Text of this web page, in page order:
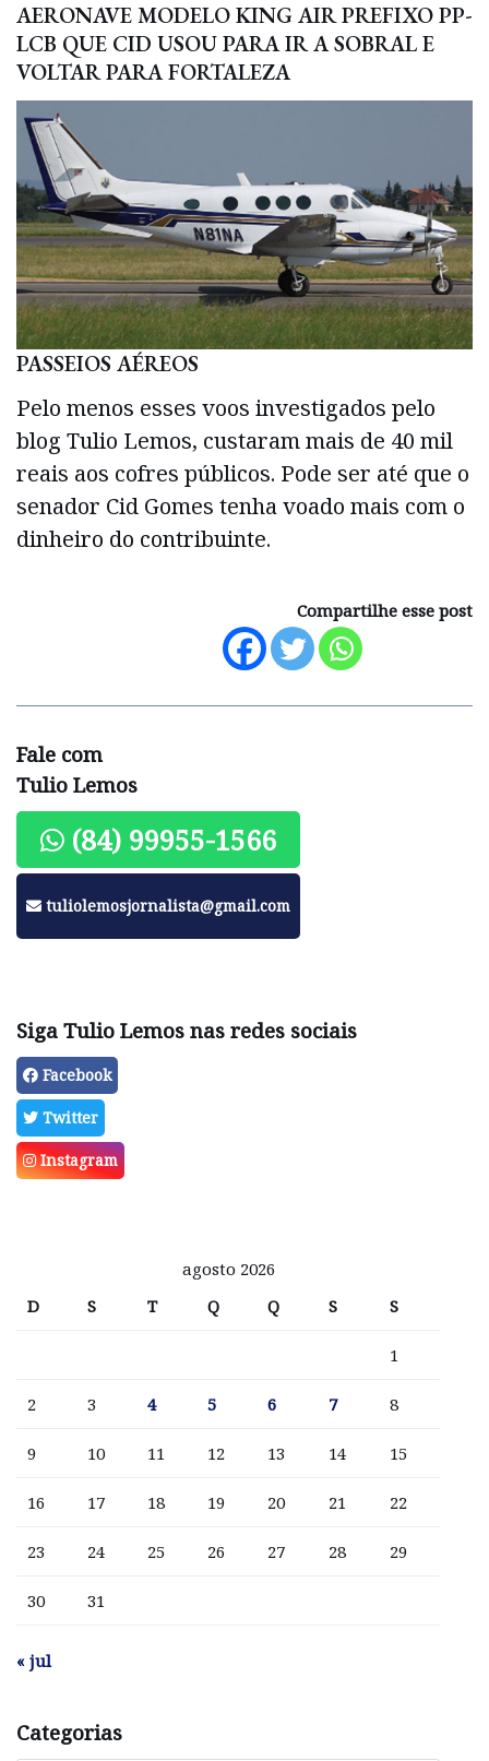
AERONAVE MODELO KING AIR PREFIXO PP-
LCB QUE CID USOU PARA IR A SOBRAL E
VOLTAR PARA FORTALEZA
PASSEIOS AÉREOS
Pelo menos esses voos investigados pelo
blog Tulio Lemos, custaram mais de 40 mil
reais aos cofres públicos. Pode ser até que o
senador Cid Gomes tenha voado mais com o
dinheiro do contribuinte.
Compartilhe esse post
Fale com
Tulio Lemos
(84) 99955-1566
tuliolemosjornalista@gmail.com
Siga Tulio Lemos nas redes sociais
Facebook
Twitter
Instagram
agosto 2026
D
S T Q Q S S
1
2 3 4 5 6 7 8
9 10 11 12 13 14 15
16 17 18 19 20 21 22
23 24 25 26 27 28 29
30 31
« jul
Categorias